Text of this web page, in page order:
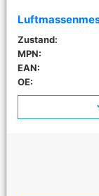
Zustand:
MPN:
EAN:
OE: